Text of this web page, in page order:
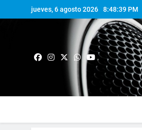
jueves, 6 agosto 2026 8:48:40 PM